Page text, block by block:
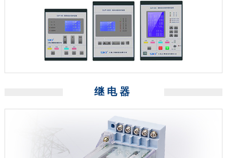
继电器